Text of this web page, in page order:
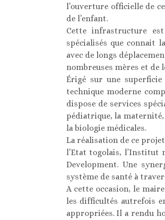
l’ouverture officielle de
de l’enfant.
Cette infrastructure
spécialisés que connait
avec de longs
nombreuses mères et de
Érigé sur une superficie
technique moderne
dispose de services
pédiatrique, la maternité,
la biologie médicales.
La réalisation de ce
l’Etat togolais, l’Institut
Development. Une
système de santé à
A cette occasion, le
les difficultés autrefois
appropriées. Il a rendu